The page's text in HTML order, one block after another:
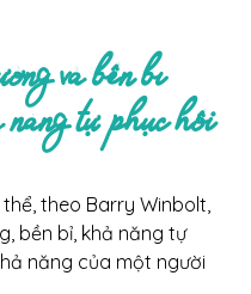
và bền bỉ
năng tự phục hồi
theo Barry Winbolt,
bền bỉ, khả năng tự
năng của một người